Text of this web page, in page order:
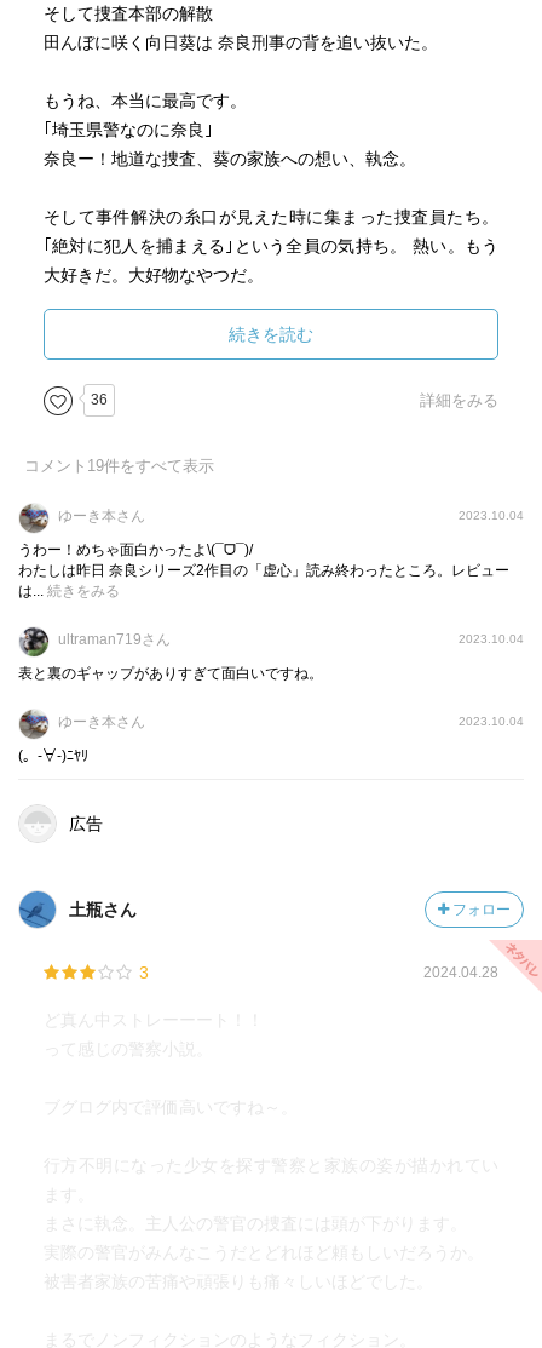
そして捜査本部の解散
田んぼに咲く向日葵は 奈良刑事の背を追い抜いた。
もうね、本当に最高です。
｢埼玉県警なのに奈良｣
奈良ー！地道な捜査、葵の家族への想い、執念。
そして事件解決の糸口が見えた時に集まった捜査員たち。
｢絶対に犯人を捕まえる｣という全員の気持ち。 熱い。もう
大好きだ。大好物なやつだ。
ひまめろさんありがとう！
さすがカリスマおすすめ( ᵒ̴̶̷̤ ᵒ̴̶̷̤ )
もっと奈良の活躍を読みたいなぁー
WOWOWでドラマ化されてるんですね
ムロツヨシ主演
レンタル屋さんで見つけた！
観てみよーっと
続きを読む
36 詳細をみる
コメント 19件をすべて表示
ゆーき本さん 2023.10.04
うわー！めちゃ面白かったよ\(¯ᗜ¯)/
わたしは昨日 奈良シリーズ2作目の「虚心」読み終わったところ。レビュー
は... 続きをみる
ultraman719さん 2023.10.04
表と裏のギャップがありすぎて面白いですね。
ゆーき本さん 2023.10.04
(。-∀-)ﾆﾔﾘ
広告
土瓶さん フォロー
3 2024.04.28
ど真ん中ストレーーート！！
って感じの警察小説。
ブグログ内で評価高いですね～。
行方不明になった少女を探す警察と家族の姿が描かれてい
ます。
まさに執念。主人公の警官の捜査には頭が下がります。
実際の警官がみんなこうだとどれほど頼もしいだろうか。
被害者家族の苦痛や頑張りも痛々しいほどでした。
まるでノンフィクションのようなフィクション。